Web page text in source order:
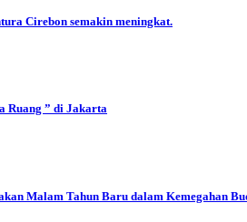
Cirebon semakin meningkat.
Ruang ” di Jakarta
Malam Tahun Baru dalam Kemegahan